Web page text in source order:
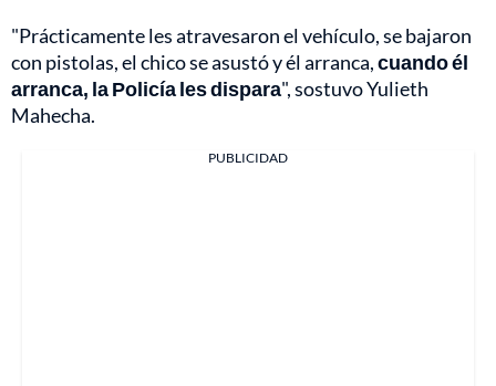
"Prácticamente les atravesaron el vehículo, se bajaron
con pistolas, el chico se asustó y él arranca,cuando él
arranca, la Policía les dispara", sostuvo Yulieth
Mahecha.
PUBLICIDAD